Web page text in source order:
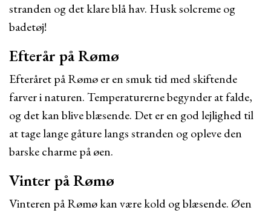
stranden og det klare blå hav. Husk solcreme og
badetøj!
Efterår på Rømø
Efteråret på Rømø er en smuk tid med skiftende
farver i naturen. Temperaturerne begynder at falde,
og det kan blive blæsende. Det er en god lejlighed til
at tage lange gåture langs stranden og opleve den
barske charme på øen.
Vinter på Rømø
Vinteren på Rømø kan være kold og blæsende. Øen